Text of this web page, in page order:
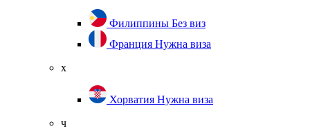
Филиппины Без виз
Франция Нужна виза
х
Хорватия Нужна виза
ч